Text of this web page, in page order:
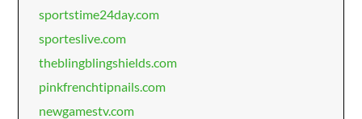
sportstime24day.com
sporteslive.com
theblingblingshields.com
pinkfrenchtipnails.com
newgamestv.com